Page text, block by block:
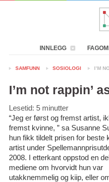
INNLEGG
SAMFUNN SOSIOLOGI I’M
I’m not rappin’
Lesetid: 5 minutter
“Jeg er først og fremst artist,
fremst kvinne, ” sa Susanne
hun fikk tildelt prisen for beste
artist under
2008. I etterkant oppstod en
mediene om hvorvidt hun var
utakknemmelig og kiip, eller